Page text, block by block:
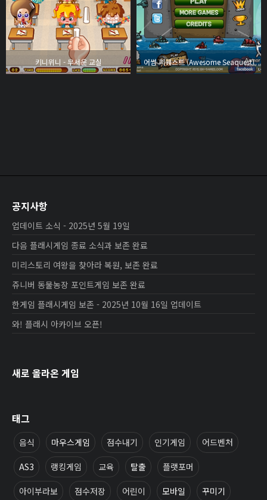
키니위니 - 무서운 교실 어썸 씨퀘스트 (Awesome Seaquest)
공지사항
업데이트 소식 - 2025년 5월 19일
다음 플래시게임 종료 소식과 보존 완료
미리스토리 여왕을 찾아라 복원, 보존 완료
쥬니버 동물농장 포인트게임 보존 완료
한게임 플래시게임 보존 - 2025년 10월 16일 업데이트
와! 플래시 아카이브 오픈!
새로 올라온 게임
태그
음식 마우스게임 점수내기 인기게임 어드벤처
AS3 랭킹게임 교육 탈출 플랫포머
아이부라보 점수저장 어린이 모바일 꾸미기